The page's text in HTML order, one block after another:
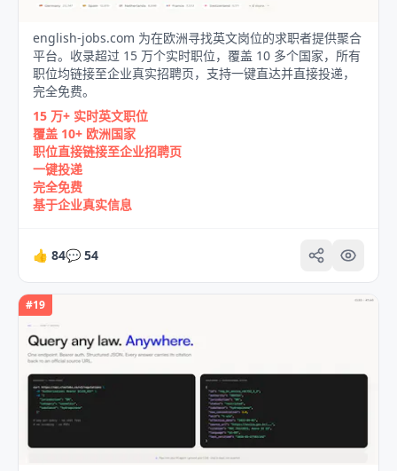
english‑jobs.com 为在欧洲寻找英文岗位的求职者提供聚合
平台。收录超过 15 万个实时职位，覆盖 10 多个国家，所有
职位均链接至企业真实招聘页，支持一键直达并直接投递，
完全免费。
15 万+ 实时英文职位
覆盖 10+ 欧洲国家
职位直接链接至企业招聘页
一键投递
完全免费
基于企业真实信息
👍 84💬 54
#19